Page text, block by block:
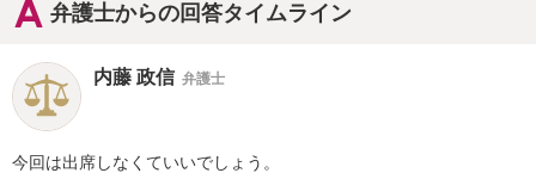
弁護士からの回答タイムライン
内藤 政信 弁護士
今回は出席しなくていいでしょう。